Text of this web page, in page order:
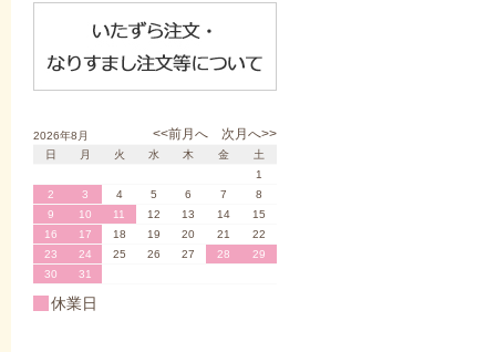
<<前月へ 次月へ>>
2026年8月
日
月 火 水 木 金
土
1
2
3 4 5 6 7
8
9
10 11 12 13 14
15
16
17 18 19 20 21
22
23
24 25 26 27 28
29
30
31
休業日